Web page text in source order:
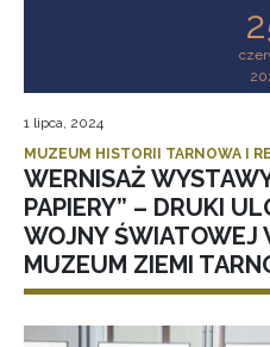
1 lipca, 2024
MUZEUM HISTORII TARNOWA I
WERNISAŻ
PAPIERY” – DRUKI
WOJNY ŚWIATOWEJ
MUZEUM ZIEMI